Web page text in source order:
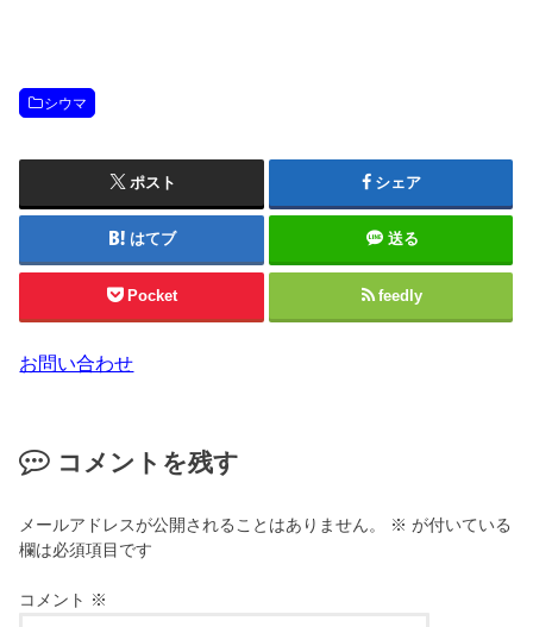
シウマ
ポスト シェア
はてブ 送る
Pocket feedly
お問い合わせ
コメントを残す
メールアドレスが公開されることはありません。 ※ が付いている
欄は必須項目です
コメント ※